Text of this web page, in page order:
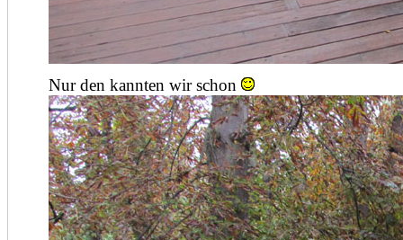
Nur den kannten wir schon